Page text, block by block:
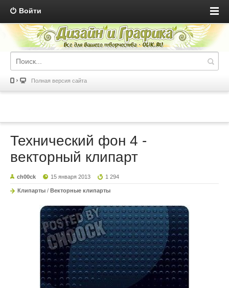
Войти
Полная версия сайта
Технический фон 4 -
векторный клипарт
ch00ck 15 января 2013 1 294
Клипарты / Векторные клипарты